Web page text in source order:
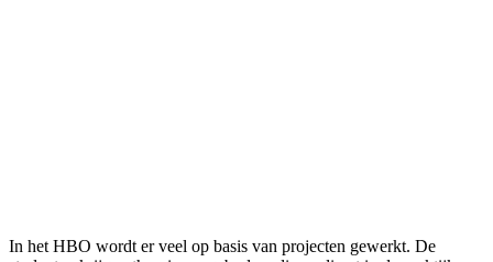
In het HBO wordt er veel op basis van projecten gewerkt. De